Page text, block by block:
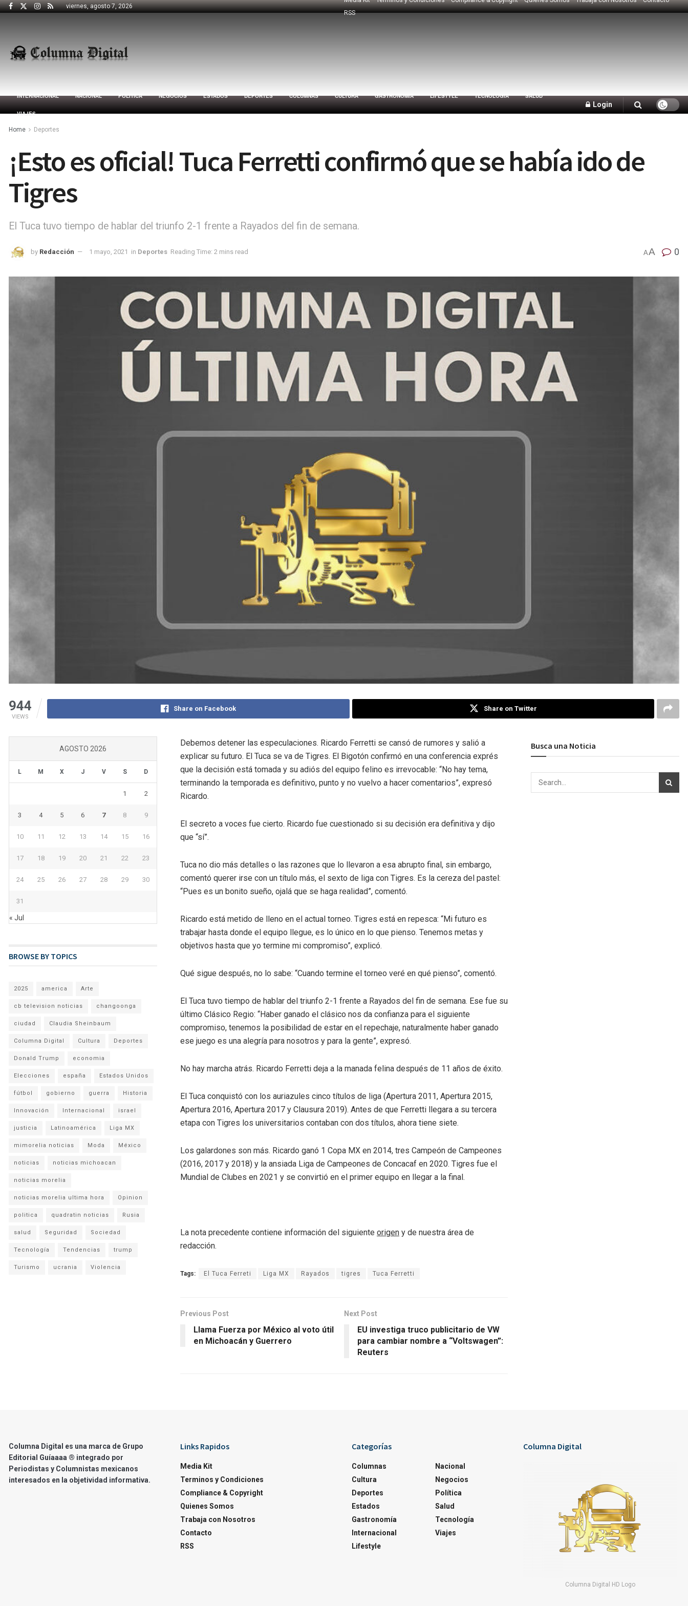
viernes, agosto 7, 2026
RSS
INTERNACIONAL NACIONAL POLÍTICA NEGOCIOS ESTADOS DEPORTES COLUMNAS CULTURA GASTRONOMÍA LIFESTYLE TECNOLOGÍA SALUD
VIAJES
Login
Home Deportes
¡Esto es oficial! Tuca Ferretti confirmó que se había ido de
Tigres
El Tuca tuvo tiempo de hablar del triunfo 2-1 frente a Rayados del fin de semana.
by Redacción 1 mayo, 2021 in Deportes Reading Time: 2 mins read AA 0
944
VIEWS
Share on Facebook Share on Twitter
Debemos detener las especulaciones. Ricardo Ferretti se cansó de rumores y salió a
explicar su futuro. El Tuca se va de Tigres. El Bigotón confirmó en una conferencia exprés
que la decisión está tomada y su adiós del equipo felino es irrevocable: “No hay tema,
terminando la temporada es definitivo, punto y no vuelvo a hacer comentarios”, expresó
Ricardo.
El secreto a voces fue cierto. Ricardo fue cuestionado si su decisión era definitiva y dijo
que “sí”.
Tuca no dio más detalles o las razones que lo llevaron a esa abrupto final, sin embargo,
comentó querer irse con un título más, el sexto de liga con Tigres. Es la cereza del pastel:
“Pues es un bonito sueño, ojalá que se haga realidad”, comentó.
Ricardo está metido de lleno en el actual torneo. Tigres está en repesca: “Mi futuro es
trabajar hasta donde el equipo llegue, es lo único en lo que pienso. Tenemos metas y
objetivos hasta que yo termine mi compromiso”, explicó.
Qué sigue después, no lo sabe: “Cuando termine el torneo veré en qué pienso”, comentó.
El Tuca tuvo tiempo de hablar del triunfo 2-1 frente a Rayados del fin de semana. Ese fue su
último Clásico Regio: “Haber ganado el clásico nos da confianza para el siguiente
compromiso, tenemos la posibilidad de estar en el repechaje, naturalmente haber ganado
ese juego es una alegría para nosotros y para la gente”, expresó.
No hay marcha atrás. Ricardo Ferretti deja a la manada felina después de 11 años de éxito.
El Tuca conquistó con los auriazules cinco títulos de liga (Apertura 2011, Apertura 2015,
Apertura 2016, Apertura 2017 y Clausura 2019). Antes de que Ferretti llegara a su tercera
etapa con Tigres los universitarios contaban con dos títulos, ahora tiene siete.
Los galardones son más. Ricardo ganó 1 Copa MX en 2014, tres Campeón de Campeones
(2016, 2017 y 2018) y la ansiada Liga de Campeones de Concacaf en 2020. Tigres fue el
Mundial de Clubes en 2021 y se convirtió en el primer equipo en llegar a la final.
La nota precedente contiene información del siguiente origen y de nuestra área de
redacción.
Tags: El Tuca Ferreti Liga MX Rayados tigres Tuca Ferretti
Previous Post
Llama Fuerza por México al voto útil
en Michoacán y Guerrero
Next Post
EU investiga truco publicitario de VW
para cambiar nombre a “Voltswagen”:
Reuters
AGOSTO 2026
L M X J V S D
1 2
3 4 5 6 7 8 9
10 11 12 13 14 15 16
17 18 19 20 21 22 23
24 25 26 27 28 29 30
31
« Jul
BROWSE BY TOPICS
2025 america Arte
cb television noticias changoonga
ciudad Claudia Sheinbaum
Columna Digital Cultura Deportes
Donald Trump economia
Elecciones españa Estados Unidos
fútbol gobierno guerra Historia
Innovación Internacional israel
justicia Latinoamérica Liga MX
mimorelia noticias Moda México
noticias noticias michoacan
noticias morelia
noticias morelia ultima hora Opinion
politica quadratin noticias Rusia
salud Seguridad Sociedad
Tecnología Tendencias trump
Turismo ucrania Violencia
Busca una Noticia
Columna Digital es una marca de Grupo
Editorial Guíaaaa ® integrado por
Periodistas y Columnistas mexicanos
interesados en la objetividad informativa.
Links Rapidos
Media Kit
Terminos y Condiciones
Compliance & Copyright
Quienes Somos
Trabaja con Nosotros
Contacto
RSS
Categorías
Columnas
Cultura
Deportes
Estados
Gastronomía
Internacional
Lifestyle
Nacional
Negocios
Política
Salud
Tecnología
Viajes
Columna Digital
Columna Digital HD Logo